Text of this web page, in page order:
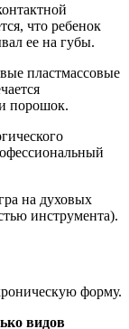
что ребенок
ее на губы.
пластмассовые
порошок.
на духовых
инструмента).
форму.
видов